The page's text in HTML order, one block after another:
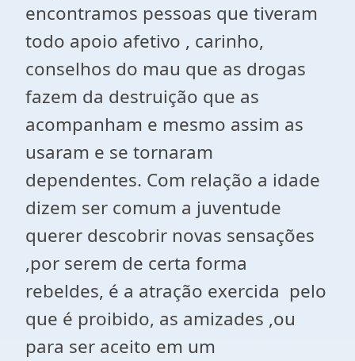
encontramos pessoas que tiveram
todo apoio afetivo , carinho,
conselhos do mau que as drogas
fazem da destruição que as
acompanham e mesmo assim as
usaram e se tornaram
dependentes. Com relação a idade
dizem ser comum a juventude
querer descobrir novas sensações
,por serem de certa forma
rebeldes, é a atração exercida pelo
que é proibido, as amizades ,ou
para ser aceito em um